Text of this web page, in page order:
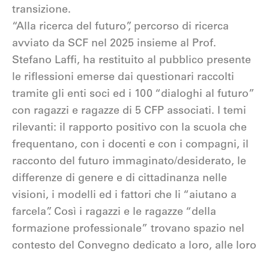
transizione.
“Alla ricerca del futuro”, percorso di ricerca
avviato da SCF nel 2025 insieme al Prof.
Stefano Laffi, ha restituito al pubblico presente
le riflessioni emerse dai questionari raccolti
tramite gli enti soci ed i 100 “dialoghi al futuro”
con ragazzi e ragazze di 5 CFP associati. I temi
rilevanti: il rapporto positivo con la scuola che
frequentano, con i docenti e con i compagni, il
racconto del futuro immaginato/desiderato, le
differenze di genere e di cittadinanza nelle
visioni, i modelli ed i fattori che li “aiutano a
farcela”. Così i ragazzi e le ragazze “della
formazione professionale” trovano spazio nel
contesto del Convegno dedicato a loro, alle loro